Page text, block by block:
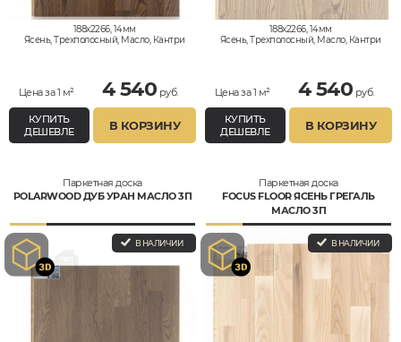
188x2266, 14мм
Ясень, Трехполосный, Масло, Кантри
Цена за 1 м² 4 540 руб.
КУПИТЬ
ДЕШЕВЛЕ
В КОРЗИНУ
188x2266, 14мм
Ясень, Трехполосный, Масло, Кантри
Цена за 1 м² 4 540 руб.
КУПИТЬ
ДЕШЕВЛЕ
В КОРЗИНУ
Паркетная доска
POLARWOOD ДУБ УРАН МАСЛО 3П
В НАЛИЧИИ
Паркетная доска
FOCUS FLOOR ЯСЕНЬ ГРЕГАЛЬ
МАСЛО 3П
В НАЛИЧИИ